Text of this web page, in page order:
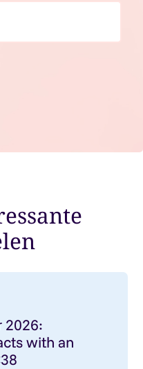
2026:
with an